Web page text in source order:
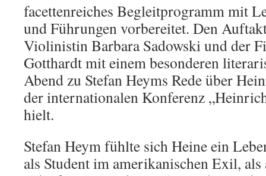
facettenreiches Begleitprogramm mit
und Führungen vorbereitet. Den
Violinistin Barbara Sadowski und der
Gotthardt mit einem besonderen
Abend zu Stefan Heyms Rede über
der internationalen Konferenz
hielt.
Stefan Heym fühlte sich Heine ein
als Student im amerikanischen Exil, als